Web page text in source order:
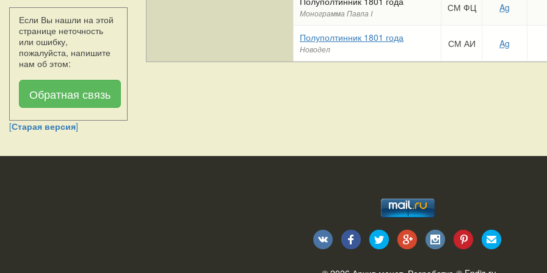
Если Вы нашли на этой
странице неточность
или ошибку,
пожалуйста, напишите
нам об этом:
Обратная связь
[Старая версия]
Монограмма Павла I СМ ФЦ Ag
Полуполтинник 1801 года
Новодел СМ АИ Ag